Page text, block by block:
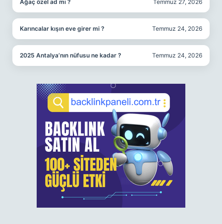
Ağaç özel ad mı ? Temmuz 27, 2026
Karıncalar kışın eve girer mi ? Temmuz 24, 2026
2025 Antalya’nın nüfusu ne kadar ? Temmuz 24, 2026